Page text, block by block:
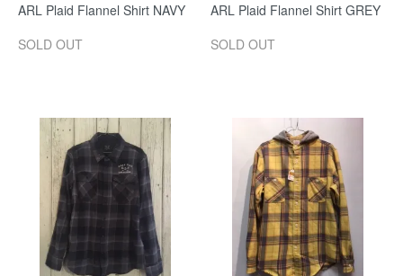
ARL Plaid Flannel Shirt NAVY
SOLD OUT
ARL Plaid Flannel Shirt GREY
SOLD OUT